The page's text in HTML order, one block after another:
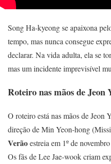
Song Ha-kyeong se apaixona
tempo, mas nunca consegue
declarar. Na vida adulta, ela se
mas um incidente imprevisível
Roteiro nas mãos de Jeon
O roteiro está nas mãos de
direção de Min Yeon-hong
Verãoestreia em 1º de
Os fãs de Lee Jae-wook criam